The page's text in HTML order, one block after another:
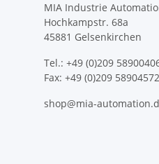
MIA Industrie
Hochkampstr. 68a
45881 Gelsenkirchen
Tel.: +49 (0)209
Fax: +49 (0)209 58904572
shop@mia-